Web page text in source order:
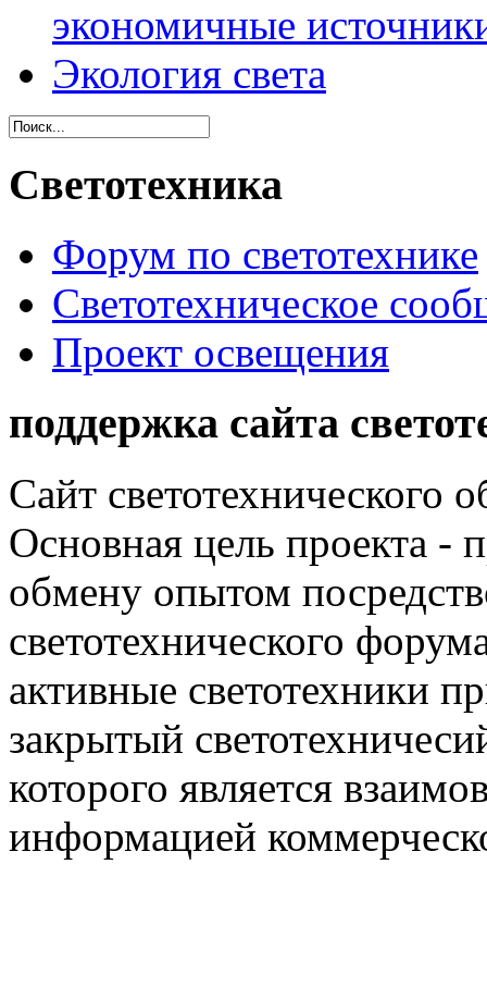
экономичные
Экология света
Светотехника
Форум по светотехнике
Светотехническое
Проект освещения
поддержка сайта
Сайт светотехнического
Основная цель проекта -
обмену опытом
светотехнического
активные светотехники
закрытый
которого является
информацией